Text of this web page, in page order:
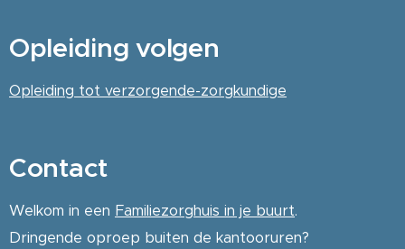
Opleiding volgen
Opleiding tot verzorgende-zorgkundige
Contact
Welkom in een Familiezorghuis in je buurt.
Dringende oproep buiten de kantooruren?